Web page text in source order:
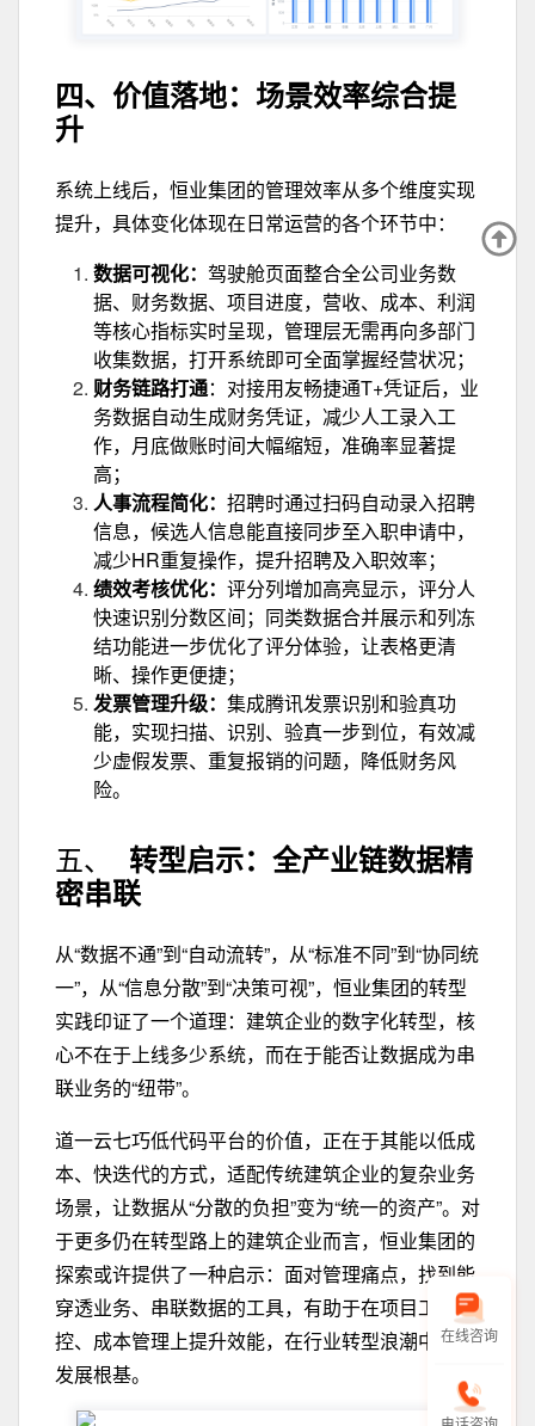
四、价值落地： 场景效率综合提
升
系统上线后，恒业集团的管理效率从多个维度实现
提升，具体变化体现在日常运营的各个环节中：
数据可视化： 驾驶舱页面整合全公司业务数
据、财务数据、项目进度，营收、成本、利润
等核心指标实时呈现，管理层无需再向多部门
收集数据，打开系统即可全面掌握经营状况；
财务链路打通：对接用友畅捷通T+凭证后，业
务数据自动生成财务凭证，减少人工录入工
作，月底做账时间大幅缩短，准确率显著提
高；
人事流程简化： 招聘时通过扫码自动录入招聘
信息，候选人信息能直接同步至入职申请中，
减少HR重复操作，提升招聘及入职效率；
绩效考核优化： 评分列增加高亮显示，评分人
快速识别分数区间；同类数据合并展示和列冻
结功能进一步优化了评分体验，让表格更清
晰、操作更便捷；
发票管理升级： 集成腾讯发票识别和验真功
能，实现扫描、识别、验真一步到位，有效减
少虚假发票、重复报销的问题，降低财务风
险。
五、 转型启示： 全产业链数据精
密串联
从“数据不通”到“自动流转”，从“标准不同”到“协同统
一”，从“信息分散”到“决策可视”，恒业集团的转型
实践印证了一个道理：建筑企业的数字化转型，核
心不在于上线多少系统，而在于能否让数据成为串
联业务的“纽带”。
道一云七巧低代码平台的价值，正在于其能以低成
本、快迭代的方式，适配传统建筑企业的复杂业务
场景，让数据从“分散的负担”变为“统一的资产”。对
于更多仍在转型路上的建筑企业而言，恒业集团的
探索或许提供了一种启示：面对管理痛点，找到能
穿透业务、串联数据的工具，有助于在项目工期把
控、成本管理上提升效能，在行业转型浪潮中筑牢
发展根基。
在线咨询